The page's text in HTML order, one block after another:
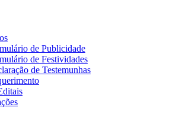
de Publicidade
de Festividades
de Testemunhas